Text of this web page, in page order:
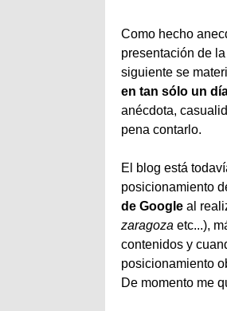
Como hecho
presentación de la
siguiente se
en tan sólo un
anécdota,
pena contarlo.
El blog está
posicionamiento
de Google al
zaragoza etc...),
contenidos y
posicionamiento
De momento me